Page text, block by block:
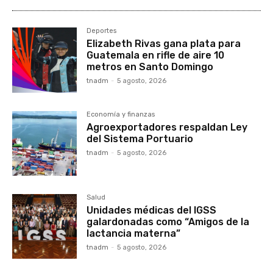
Deportes
Elizabeth Rivas gana plata para
Guatemala en rifle de aire 10
metros en Santo Domingo
tnadm - 5 agosto, 2026
Economía y finanzas
Agroexportadores respaldan Ley
del Sistema Portuario
tnadm - 5 agosto, 2026
Salud
Unidades médicas del IGSS
galardonadas como “Amigos de la
lactancia materna”
tnadm - 5 agosto, 2026